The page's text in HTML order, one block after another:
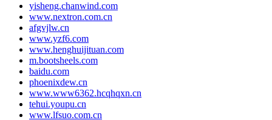
yisheng.chanwind.com
www.nextron.com.cn
afgvjlw.cn
www.yzf6.com
www.henghuijituan.com
m.bootsheels.com
baidu.com
phoenixdew.cn
www.www6362.hcqhqxn.cn
tehui.youpu.cn
www.lfsuo.com.cn